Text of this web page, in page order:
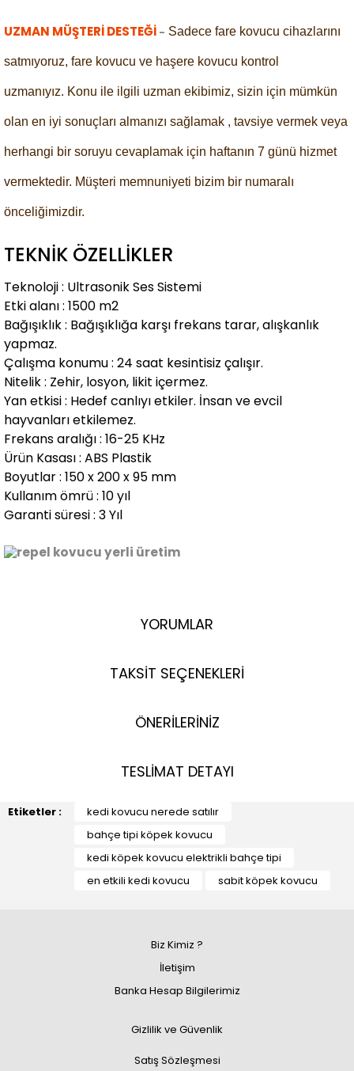
UZMAN MÜŞTERİ DESTEĞİ - Sadece fare kovucu cihazlarını
satmıyoruz, fare kovucu ve haşere kovucu kontrol
uzmanıyız. Konu ile ilgili uzman ekibimiz, sizin için mümkün
olan en iyi sonuçları almanızı sağlamak , tavsiye vermek veya
herhangi bir soruyu cevaplamak için haftanın 7 günü hizmet
vermektedir. Müşteri memnuniyeti bizim bir numaralı
önceliğimizdir.
TEKNİK ÖZELLİKLER
Teknoloji : Ultrasonik Ses Sistemi
Etki alanı : 1500 m2
Bağışıklık : Bağışıklığa karşı frekans tarar, alışkanlık
yapmaz.
Çalışma konumu : 24 saat kesintisiz çalışır.
Nitelik : Zehir, losyon, likit içermez.
Yan etkisi : Hedef canlıyı etkiler. İnsan ve evcil
hayvanları etkilemez.
Frekans aralığı : 16-25 KHz
Ürün Kasası : ABS Plastik
Boyutlar : 150 x 200 x 95 mm
Kullanım ömrü : 10 yıl
Garanti süresi : 3 Yıl
YORUMLAR
TAKSİT SEÇENEKLERİ
ÖNERİLERİNİZ
TESLİMAT DETAYI
Etiketler :
kedi kovucu nerede satılır
bahçe tipi köpek kovucu
kedi köpek kovucu elektrikli bahçe tipi
en etkili kedi kovucu
sabit köpek kovucu
Biz Kimiz ?
İletişim
Banka Hesap Bilgilerimiz
Gizlilik ve Güvenlik
Satış Sözleşmesi